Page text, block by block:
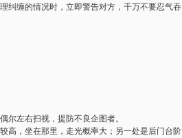
缠的情况时，立即警告对方，千万不要忍气吞
左右扫视，提防不良企图者。
，坐在那里，走光概率大；另一处是后门台阶